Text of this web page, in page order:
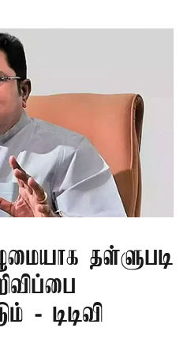
தள்ளுபடி
- டிடிவி